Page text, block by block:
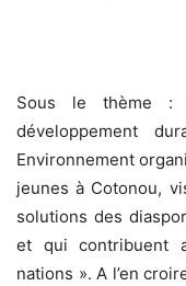
Sous le thème :
développement
Environnement
jeunes à Cotonou,
solutions des
et qui contribuent
nations ». A l’en